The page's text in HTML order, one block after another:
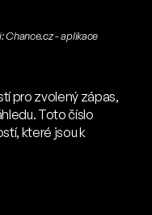
Chance.cz - aplikace
pro zvolený zápas,
Toto číslo
které jsou k